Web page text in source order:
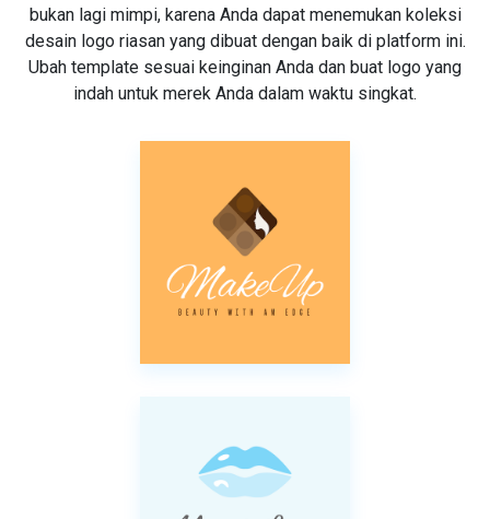
bukan lagi mimpi, karena Anda dapat menemukan koleksi
desain logo riasan yang dibuat dengan baik di platform ini.
Ubah template sesuai keinginan Anda dan buat logo yang
indah untuk merek Anda dalam waktu singkat.